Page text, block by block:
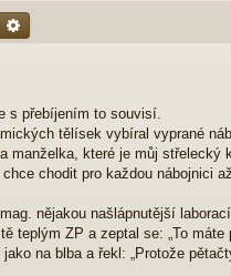
Hledat
s přebíjením to souvisí.
tělísek vybíral vyprané
manželka, které je můj střelecký
chodit pro každou nábojnici
nějakou našlápnutější
teplým ZP a zeptal se: „To
na blba a řekl: „Protože